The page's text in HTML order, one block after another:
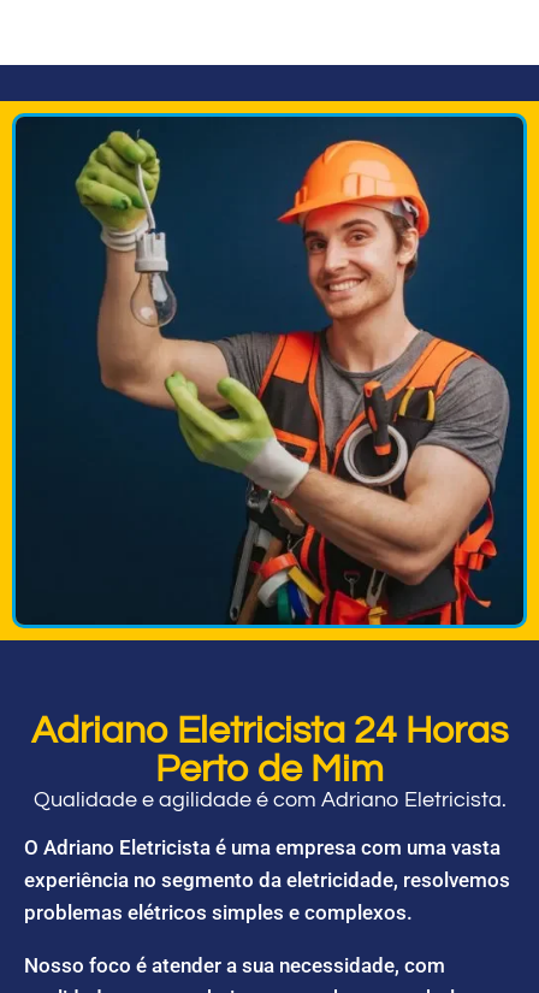
Adriano Eletricista 24 Horas
Perto de Mim
Qualidade e agilidade é com Adriano Eletricista.
O Adriano Eletricista é uma empresa com uma vasta
experiência no segmento da eletricidade, resolvemos
problemas elétricos simples e complexos.
Nosso foco é atender a sua necessidade, com